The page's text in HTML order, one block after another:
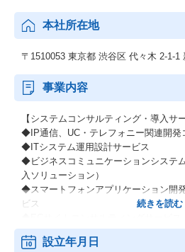
本社所在地
〒1510053 東京都 渋谷区 代々木 2-1-1
事業内容
【システムコンサルティング・導入サ
◆IP通信、UC・テレフォニー関連開発
◆ITシステム運用設計サービス
◆ビジネスコミュニケーションシステ
入ソリューション）
◆スマートフォンアプリケーション開
ビス
【システム開発サービス】
設立年月日